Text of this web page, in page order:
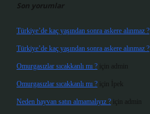
Son yorumlar
Türkiye’de kaç yaşından sonra askere alınmaz ?
Türkiye’de kaç yaşından sonra askere alınmaz ?
Omurgasızlar sıcakkanlı mı ? için admin
Omurgasızlar sıcakkanlı mı ? için İpek
Neden hayvan satın almamalıyız ? için admin